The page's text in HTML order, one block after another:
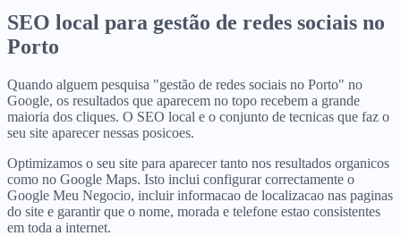
SEO local para gestão de redes sociais no
Porto
Quando alguem pesquisa "gestão de redes sociais no Porto" no
Google, os resultados que aparecem no topo recebem a grande
maioria dos cliques. O SEO local e o conjunto de tecnicas que faz o
seu site aparecer nessas posicoes.
Optimizamos o seu site para aparecer tanto nos resultados organicos
como no Google Maps. Isto inclui configurar correctamente o
Google Meu Negocio, incluir informacao de localizacao nas paginas
do site e garantir que o nome, morada e telefone estao consistentes
em toda a internet.